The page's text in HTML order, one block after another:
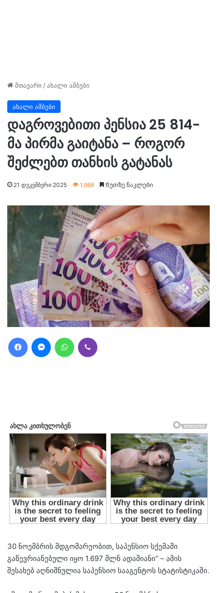
მთავარი /ახალი ამბები
ახალი ამბები
დაგროვებითი პენსია 25 814-
მა პირმა გაიტანა – როგორ
შეძლებთ თანხის გატანას
21 დეკემბერი 2025 1,988 Წუთზე ნაკლები
FacebookMessengerWhatsApp
30 ნოემბრის მდგომარეობით, საპენსიო სქემაში
გაწევრიანებული იყო 1.697 მლნ ადამიანი“ – ამის
შესახებ აღნიშნულია საპენსიო სააგენტოს სტატისტიკაში.